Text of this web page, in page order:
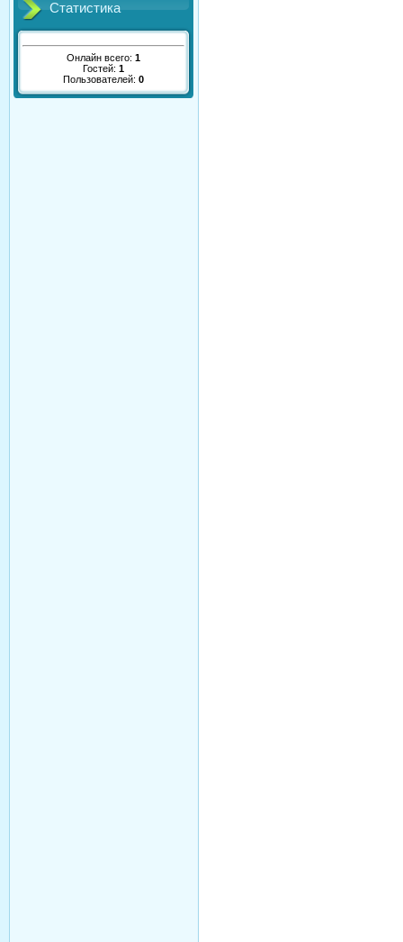
Статистика
Онлайн всего: 1
Гостей: 1
Пользователей: 0